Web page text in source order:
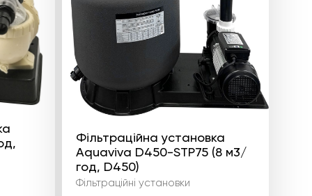
Фільтраційна установка
Aquaviva D450-STP75 (8 м3/
год, D450)
Фільтраційні установки